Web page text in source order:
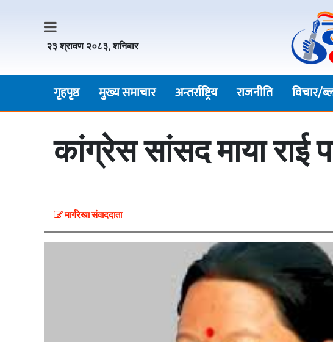
२३ श्रावण २०८३, शनिबार
गृहपृष्ठ मुख्य समाचार अन्तर्राष्ट्रिय राजनीति विचार/
कांग्रेस सांसद माया
मार्गरेखा संवाददाता